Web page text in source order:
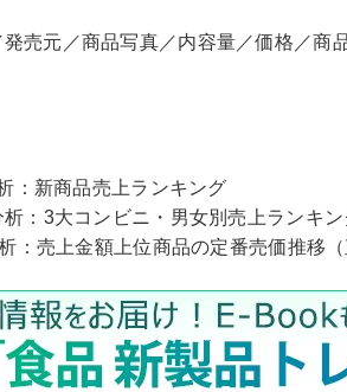
発売元／商品写真／内容量／価格／商
：新商品売上ランキング
析：3大コンビニ・男女別売上ランキン
：売上金額上位商品の定番売価推移（